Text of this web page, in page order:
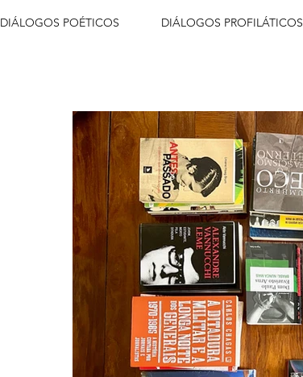
DIÁLOGOS POÉTICOS DIÁLOGOS PROFILÁTICOS